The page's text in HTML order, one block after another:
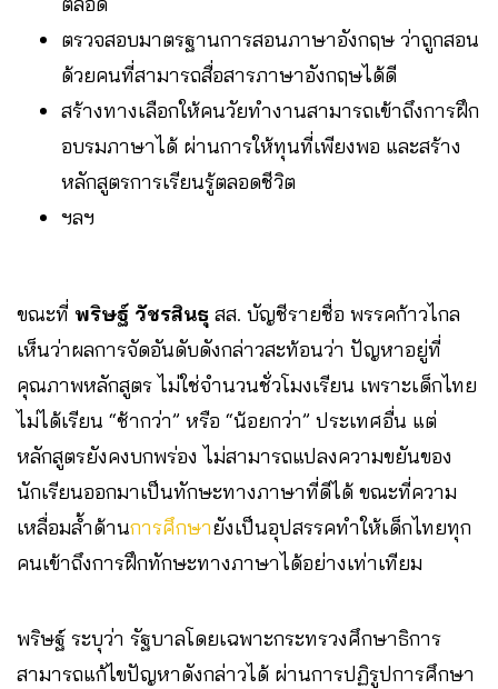
ตรวจสอบมาตรฐานการสอนภาษาอังกฤษ ว่าถูกสอน
ด้วยคนที่สามารถสื่อสารภาษาอังกฤษได้ดี
สร้างทางเลือกให้คนวัยทำงานสามารถเข้าถึงการฝึก
อบรมภาษาได้ ผ่านการให้ทุนที่เพียงพอ และสร้าง
หลักสูตรการเรียนรู้ตลอดชีวิต
ฯลฯ
ขณะที่ พริษฐ์ วัชรสินธุ สส. บัญชีรายชื่อ พรรคก้าวไกล
เห็นว่าผลการจัดอันดับดังกล่าวสะท้อนว่า ปัญหาอยู่ที่
คุณภาพหลักสูตร ไม่ใช่จำนวนชั่วโมงเรียน เพราะเด็กไทย
ไม่ได้เรียน “ช้ากว่า” หรือ “น้อยกว่า” ประเทศอื่น แต่
หลักสูตรยังคงบกพร่อง ไม่สามารถแปลงความขยันของ
นักเรียนออกมาเป็นทักษะทางภาษาที่ดีได้ ขณะที่ความ
เหลื่อมล้ำด้านการศึกษายังเป็นอุปสรรคทำให้เด็กไทยทุก
คนเข้าถึงการฝึกทักษะทางภาษาได้อย่างเท่าเทียม
พริษฐ์ ระบุว่า รัฐบาลโดยเฉพาะกระทรวงศึกษาธิการ
สามารถแก้ไขปัญหาดังกล่าวได้ ผ่านการปฏิรูปการศึกษา